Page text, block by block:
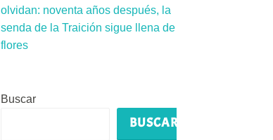
olvidan: noventa años después, la
senda de la Traición sigue llena de
flores
Buscar
BUSCAR